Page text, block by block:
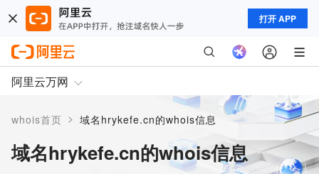
打开 APP
阿里云万网
whois首页 > 域名hrykefe.cn的whois信息
域名hrykefe.cn的whois信息